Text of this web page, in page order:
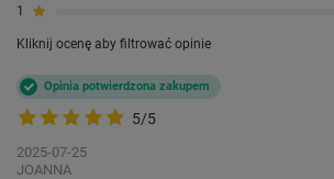
1
Kliknij ocenę aby filtrować opinie
5/5
Opinia potwierdzona zakupem
2025-07-25
JOANNA